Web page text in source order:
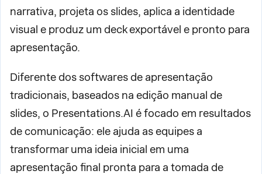
narrativa, projeta os slides, aplica a identidade
visual e produz um deck exportável e pronto para
apresentação.
Diferente dos softwares de apresentação
tradicionais, baseados na edição manual de
slides, o Presentations.AI é focado em resultados
de comunicação: ele ajuda as equipes a
transformar uma ideia inicial em uma
apresentação final pronta para a tomada de